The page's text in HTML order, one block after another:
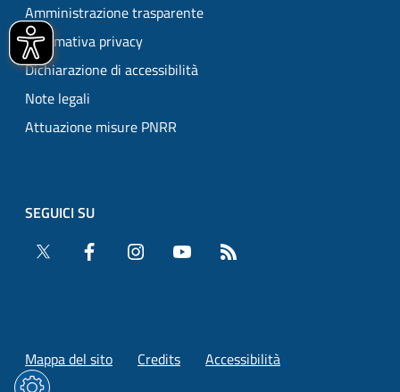
Amministrazione trasparente
Informativa privacy
Dichiarazione di accessibilità
Note legali
Attuazione misure PNRR
SEGUICI SU
Twitter
Facebook Instagram YouTube
Mappa del sito Credits Accessibilità